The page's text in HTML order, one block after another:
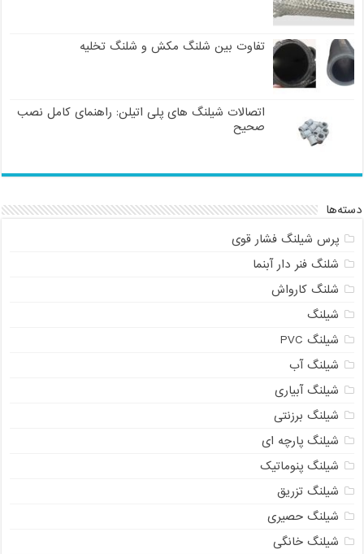
تفاوت بین شلنگ مکش و شلنگ تخلیه
اتصالات شیلنگ های پلی اتیلن: راهنمای کامل نصب
صحیح
دسته‌ها
پرس شیلنگ فشار قوی
شلنگ فنر دار آبنما
شلنگ کارواش
شیلنگ
شیلنگ PVC
شیلنگ آب
شیلنگ آبیاری
شیلنگ برزنتی
شیلنگ پارچه ای
شیلنگ پنوماتیک
شیلنگ تزریق
شیلنگ حصیری
شیلنگ خانگی